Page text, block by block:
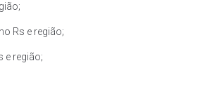
Rs e região;
e região;